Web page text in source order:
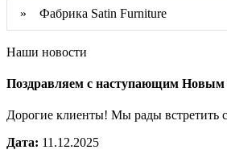
» Фабрика Satin Furniture
Наши новости
Поздравляем с наступающим Новым
Дорогие клиенты! Мы рады
Дата: 11.12.2025